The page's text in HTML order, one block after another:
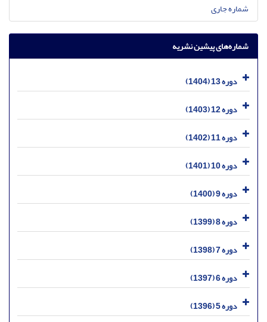
شماره جاری
شماره‌های پیشین نشریه
دوره 13 (1404)
دوره 12 (1403)
دوره 11 (1402)
دوره 10 (1401)
دوره 9 (1400)
دوره 8 (1399)
دوره 7 (1398)
دوره 6 (1397)
دوره 5 (1396)